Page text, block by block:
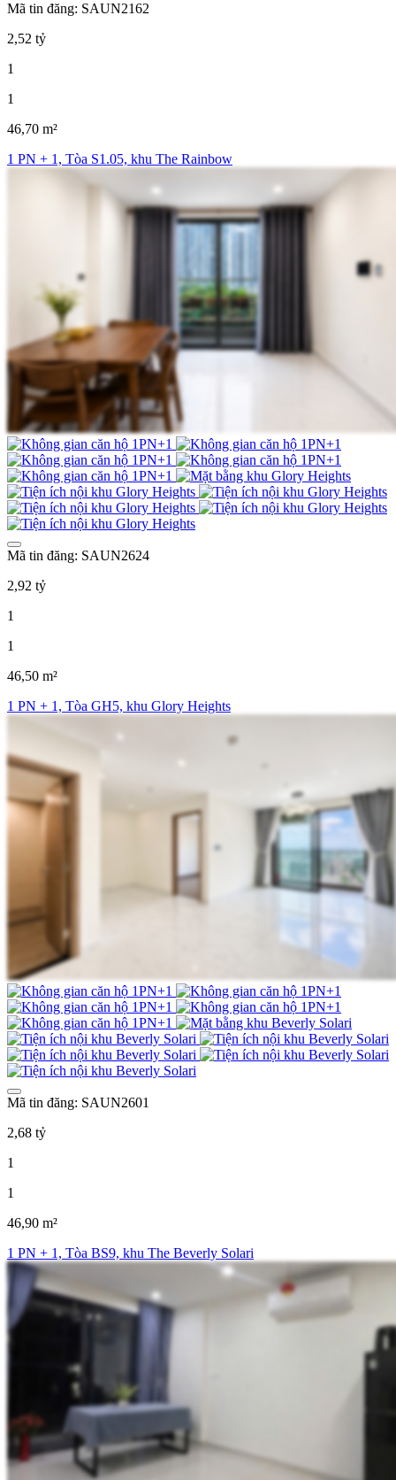
Mã tin đăng: SAUN2162
2,52 tỷ
1
1
46,70 m²
1 PN + 1, Tòa S1.05, khu The Rainbow
Mã tin đăng: SAUN2624
2,92 tỷ
1
1
46,50 m²
1 PN + 1, Tòa GH5, khu Glory Heights
Mã tin đăng: SAUN2601
2,68 tỷ
1
1
46,90 m²
1 PN + 1, Tòa BS9, khu The Beverly Solari